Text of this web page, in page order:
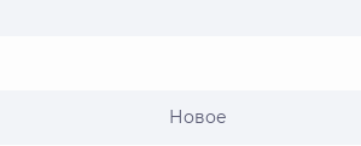
Новое